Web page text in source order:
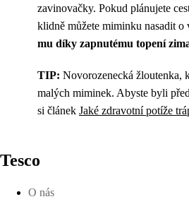
zavinovačky. Pokud plánujete
klidně můžete miminku nasadit o
mu díky zapnutému topení
TIP: Novorozenecká žloutenka,
malých miminek. Abyste byli
si článek Jaké zdravotní potíže
Tesco
O nás